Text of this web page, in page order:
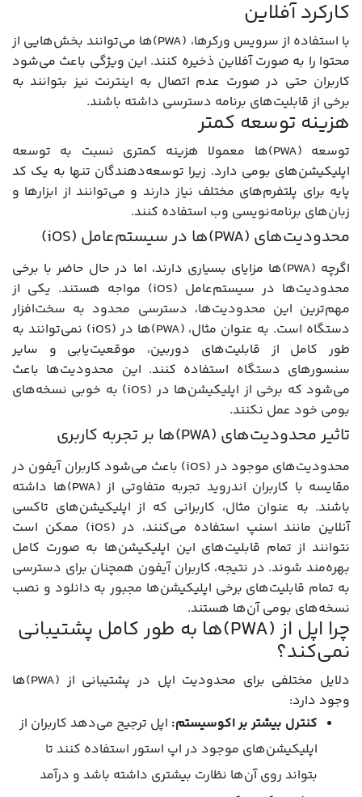
کارکرد آفلاین
با استفاده از سرویس ورکرها، (PWA)ها می‌توانند بخش‌هایی از
محتوا را به صورت آفلاین ذخیره کنند. این ویژگی باعث می‌شود
کاربران حتی در صورت عدم اتصال به اینترنت نیز بتوانند به
برخی از قابلیت‌های برنامه دسترسی داشته باشند.
هزینه توسعه کمتر
توسعه (PWA)ها معمولا هزینه کمتری نسبت به توسعه
اپلیکیشن‌های بومی دارد. زیرا توسعه‌دهندگان تنها به یک کد
پایه برای پلتفرم‌های مختلف نیاز دارند و می‌توانند از ابزارها و
زبان‌های برنامه‌نویسی وب استفاده کنند.
محدودیت‌های (PWA)ها در سیستم‌عامل (iOS)
اگرچه (PWA)ها مزایای بسیاری دارند، اما در حال حاضر با برخی
محدودیت‌ها در سیستم‌عامل (iOS) مواجه هستند. یکی از
مهم‌ترین این محدودیت‌ها، دسترسی محدود به سخت‌افزار
دستگاه است. به عنوان مثال، (PWA)ها در (iOS) نمی‌توانند به
طور کامل از قابلیت‌های دوربین، موقعیت‌یابی و سایر
سنسورهای دستگاه استفاده کنند. این محدودیت‌ها باعث
می‌شود که برخی از اپلیکیشن‌ها در (iOS) به خوبی نسخه‌های
بومی خود عمل نکنند.
تاثیر محدودیت‌های (PWA)ها بر تجربه کاربری
محدودیت‌های موجود در (iOS) باعث می‌شود کاربران آیفون در
مقایسه با کاربران اندروید تجربه متفاوتی از (PWA)ها داشته
باشند. به عنوان مثال، کاربرانی که از اپلیکیشن‌های تاکسی
آنلاین مانند اسنپ استفاده می‌کنند، در (iOS) ممکن است
نتوانند از تمام قابلیت‌های این اپلیکیشن‌ها به صورت کامل
بهره‌مند شوند. در نتیجه، کاربران آیفون همچنان برای دسترسی
به تمام قابلیت‌های برخی اپلیکیشن‌ها مجبور به دانلود و نصب
نسخه‌های بومی آن‌ها هستند.
چرا اپل از (PWA)ها به طور کامل پشتیبانی
نمی‌کند؟
دلایل مختلفی برای محدودیت اپل در پشتیبانی از (PWA)ها
وجود دارد:
کنترل بیشتر بر اکوسیستم: اپل ترجیح می‌دهد کاربران از
اپلیکیشن‌های موجود در اپ استور استفاده کنند تا
بتواند روی آن‌ها نظارت بیشتری داشته باشد و درآمد